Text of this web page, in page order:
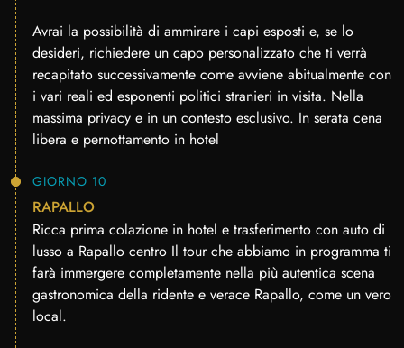
Avrai la possibilità di ammirare i capi esposti e, se lo
desideri, richiedere un capo personalizzato che ti verrà
recapitato successivamente come avviene abitualmente con
i vari reali ed esponenti politici stranieri in visita. Nella
massima privacy e in un contesto esclusivo. In serata cena
libera e pernottamento in hotel
GIORNO 10
RAPALLO
Ricca prima colazione in hotel e trasferimento con auto di
lusso a Rapallo centro Il tour che abbiamo in programma ti
farà immergere completamente nella più autentica scena
gastronomica della ridente e verace Rapallo, come un vero
local.